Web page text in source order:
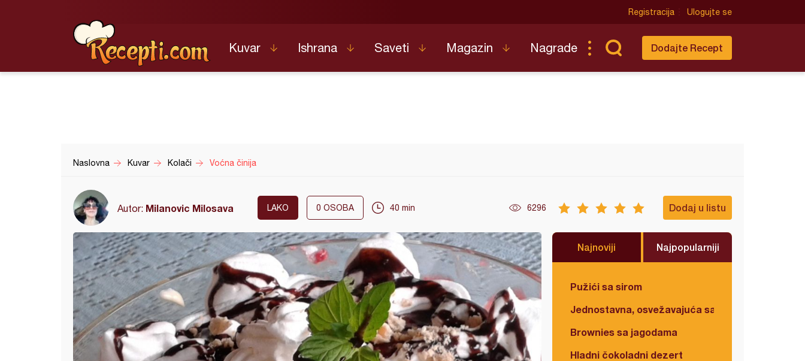
Registracija Ulogujte se
Kuvar Ishrana Saveti Magazin Nagrade Dodajte Recept
Naslovna Kuvar Kolači Voćna činija
Autor: Milanovic Milosava LAKO 0 OSOBA 40 min 6296 Dodaj u listu
Najnoviji Najpopularniji
Pužići sa sirom
Jednostavna, osvežavajuća salata
Brownies sa jagodama
Hladni čokoladni dezert